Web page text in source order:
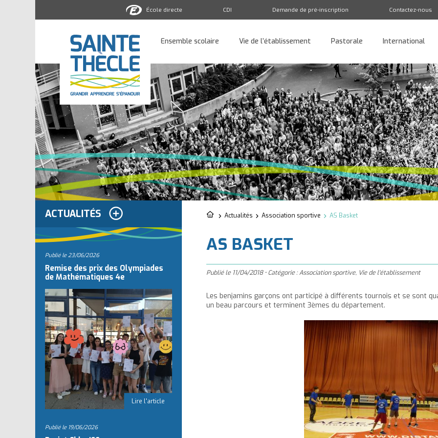
scolaire
Sainte-
Thècle
Ensemble scolaire Vie de l’établissement Pastorale International
École directe CDI Demande de pré-inscription Contactez-nous
Retour
Actualités Association sportive AS Basket
AS BASKET
Publié le 11/04/2018 • Catégorie :Association sportive, Vie de l'établissement
Les benjamins garçons ont participé à différents tournois et se sont
un beau parcours et terminent 3èmes du département.
ACTUALITÉS
Publié le23/06/2026
Remise des prix des Olympiades
de Mathématiques 4e
Publié le 19/06/2026